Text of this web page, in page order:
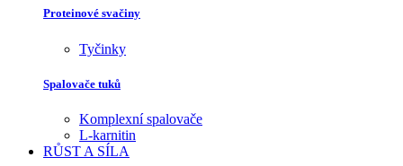
Proteinové svačiny
Tyčinky
Spalovače tuků
Komplexní spalovače
L-karnitin
RŮST A SÍLA